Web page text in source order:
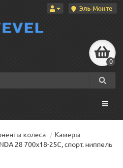
Эль-Монте
0
колеса
Камеры
28 700х18-25C, спорт. ниппель